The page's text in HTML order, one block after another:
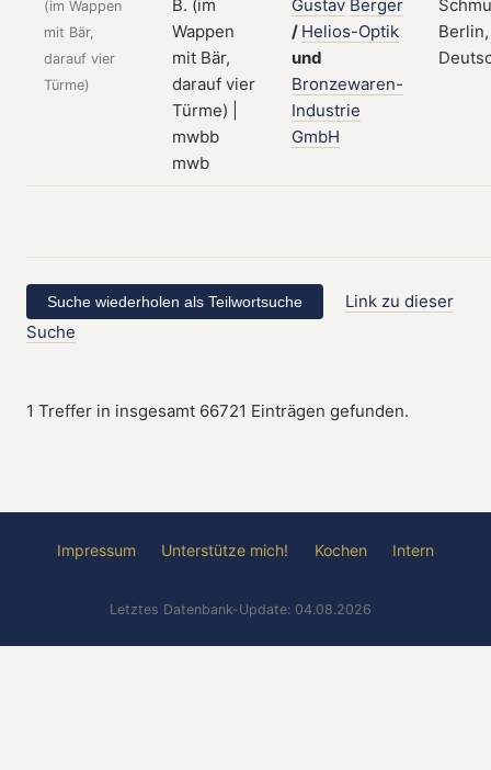
(im Wappen
mit Bär,
darauf vier
Türme)
Gustav Berger
/ Helios-Optik
und
Bronzewaren-
Industrie
GmbH
Berlin,
Link zu dieser
Suche
1 Treffer in insgesamt 66721 Einträgen gefunden.
Impressum Unterstütze mich! Kochen Intern
Letztes Datenbank-Update: 04.08.2026